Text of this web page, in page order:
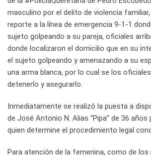
masculino por el delito de violencia
reporte a la línea de emergencia 9-1-1
sujeto golpeando a su pareja, oficiales
donde localizaron el domicilio que en su
el sujeto golpeando y amenazando a su
una arma blanca, por lo cual se los
detenerlo y asegurarlo.
Inmediatamente se realizó la puesta a
de José Antonio N. Alias “Pipa” de 36
quien determine el procedimiento legal
Para atención de la femenina, como de los